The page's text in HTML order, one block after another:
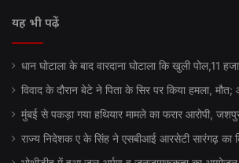
यह भी पढ़ें
धान घोटाला के बाद वारदाना घोटाला कि खुली पोल,11
विवाद के दौरान बेटे ने पिता के सिर पर किया हमला, मौत;
मुंबई से पकड़ा गया हथियार मामले का फरार आरोपी,
राज्य निदेशक ए के सिंह ने एसबीआई आरसेटी सारंगढ़ का